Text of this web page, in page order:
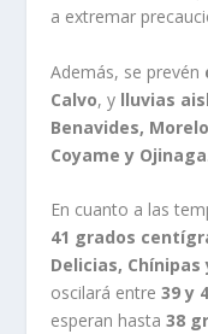
a extremar
Además, se prevén
Calvo, y lluvias
Benavides,
Coyame y Ojinaga
En cuanto a las
41 grados
Delicias, Chínipas
oscilará entre39 y
esperan hasta38